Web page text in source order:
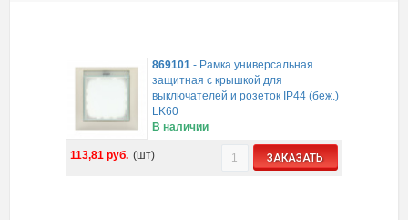
869101 - Рамка универсальная
защитная с крышкой для
выключателей и розеток IP44 (беж.)
LK60
В наличии
113,81руб. (шт) ЗАКАЗАТЬ